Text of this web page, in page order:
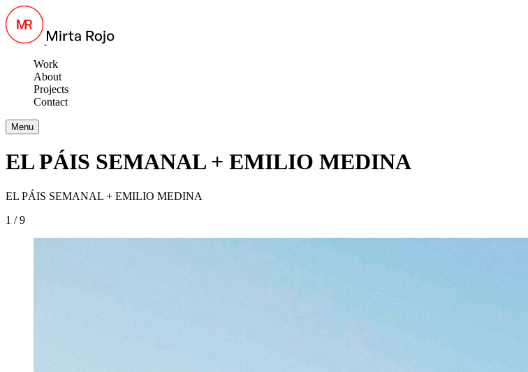
Work
About
Projects
Contact
Menu
EL PÁIS SEMANAL + EMILIO MEDINA
EL PÁIS SEMANAL + EMILIO MEDINA
1 / 9